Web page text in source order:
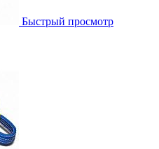
Быстрый просмотр